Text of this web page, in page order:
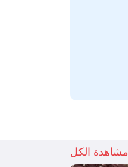
مشاهدة الكل